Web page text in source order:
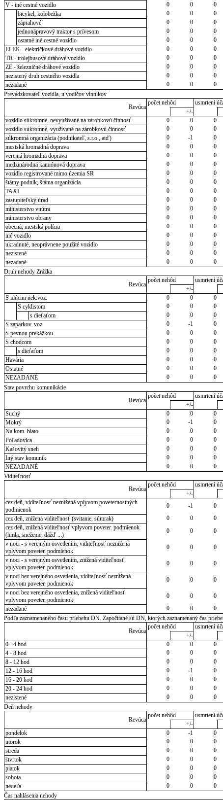
V - iné cestné vozidlo
0 0 0
bicykel, kolobežka
0 0 0
záprahové
0 0 0
jednonápravový traktor s prívesom
0 0 0
ostatné iné cestné vozidlo
0 0 0
ELEK - električkové dráhové vozidlo
0 0 0
TR - trolejbusové dráhové vozidlo
0 0 0
ZE - železničné dráhové vozidlo
0 0 0
nezistený druh cestného vozidla
0 0 0
nezadané
0 0 0
Prevádzkovateľ vozidla, u vodičov vinníkov
Revúca
počet nehôd usmrtení
+/-
vozidlo súkromné, nevyužívané na zárobkovú činnosť
0 0 0
vozidlo súkromné, využívané na zárobkovú činnosť
0 0 0
súkromná organizácia (podnikateľ, s.r.o., atď)
0 -1 0
mestská hromadná doprava
0 0 0
verejná hromadná doprava
0 0 0
medzinárodná kamiónová doprava
0 0 0
vozidlo registrované mimo územia SR
0 0 0
štátny podnik, štátna organizácia
0 0 0
TAXI
0 0 0
zastupiteľský úrad
0 0 0
ministerstvo vnútra
0 0 0
ministerstvo obrany
0 0 0
obecná, mestská polícia
0 0 0
iné vozidlo
0 0 0
ukradnuté, neoprávnene použité vozidlo
0 0 0
nezistené
0 0 0
nezadané
0 0 0
Druh nehody Zrážka
Revúca
počet nehôd usmrtení
+/-
S idúcim nek.voz.
0 0 0
S cyklistom
0 0 0
s dieťaťom
0 0 0
S zaparkov. voz.
0 -1 0
S pevnou prekážkou
0 0 0
S chodcom
0 0 0
s dieťaťom
0 0 0
Havária
0 0 0
Ostatné
0 0 0
NEZADANÉ
0 0 0
Stav povrchu komunikácie
Revúca
počet nehôd usmrtení
+/-
Suchý
0 0 0
Mokrý
0 -1 0
Na kom. blato
0 0 0
Poľadovica
0 0 0
Kašovitý sneh
0 0 0
Iný stav komunik.
0 0 0
NEZADANÉ
0 0 0
Viditeľnosť
Revúca
počet nehôd usmrtení
+/-
cez deň, viditeľnosť neznížená vplyvom poveternostných
podmienok
0 -1 0
cez deň, znížená viditeľnosť (svitanie, súmrak)
0 0 0
cez deň, znížená viditeľnosť vplyvom poveter. podmienok
(hmla, sneženie, dážď ...)
0 0 0
v noci - s verejným osvetlením, viditeľnosť neznížená
vplyvom poveter. podmienok
0 0 0
v noci - s verejným osvetlením, znížená viditeľnosť
vplyvom poveter. podmienok
0 0 0
v noci bez verejného osvetlenia, viditeľnosť neznížená
vplyvom poveter. podmienok
0 0 0
v noci bez verejného osvetlenia, znížená viditeľnosť
vplyvom poveter. podmienok
0 0 0
nezadané
0 0 0
Podľa zaznamenaného času priebehu DN. Započítané sú DN, ktorých zaznamenaný čas
Revúca
počet nehôd usmrtení
+/-
0 - 4 hod
0 0 0
4 - 8 hod
0 0 0
8 - 12 hod
0 0 0
12 - 16 hod
0 -1 0
16 - 20 hod
0 0 0
20 - 24 hod
0 0 0
nezistené
0 0 0
Deň nehody
Revúca
počet nehôd usmrtení
+/-
pondelok
0 -1 0
utorok
0 0 0
streda
0 0 0
štvrtok
0 0 0
piatok
0 0 0
sobota
0 0 0
nedeľa
0 0 0
Čas nahlásenia nehody